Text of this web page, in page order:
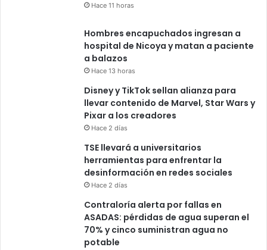
Hace 11 horas
Hombres encapuchados ingresan a
hospital de Nicoya y matan a paciente
a balazos
Hace 13 horas
Disney y TikTok sellan alianza para
llevar contenido de Marvel, Star Wars y
Pixar a los creadores
Hace 2 días
TSE llevará a universitarios
herramientas para enfrentar la
desinformación en redes sociales
Hace 2 días
Contraloría alerta por fallas en
ASADAS: pérdidas de agua superan el
70% y cinco suministran agua no
potable